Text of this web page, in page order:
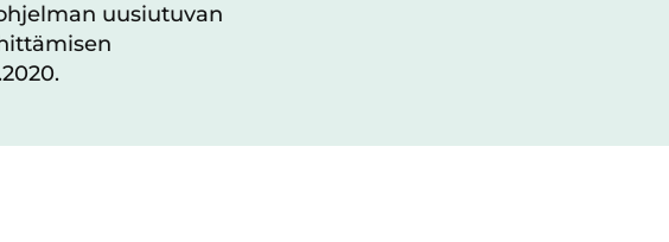
uusiutuvan